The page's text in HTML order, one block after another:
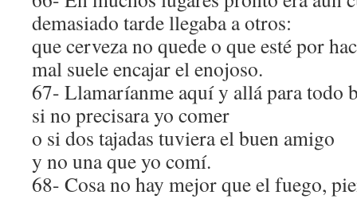
demasiado tarde llegaba a otros:
que cerveza no quede o que esté por
mal suele encajar el enojoso.
67- Llamaríanme aquí y allá para todo
si no precisara yo comer
o si dos tajadas tuviera el buen amigo
y no una que yo comí.
68- Cosa no hay mejor que el fuego,